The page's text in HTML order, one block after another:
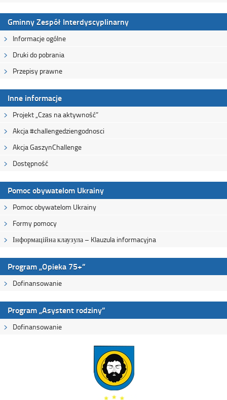
Gminny Zespół Interdyscyplinarny
Informacje ogólne
Druki do pobrania
Przepisy prawne
Inne informacje
Projekt „Czas na aktywność”
Akcja #challengedziengodnosci
Akcja GaszynChallenge
Dostępność
Pomoc obywatelom Ukrainy
Pomoc obywatelom Ukrainy
Formy pomocy
Інформаційна клаузула – Klauzula informacyjna
Program „Opieka 75+”
Dofinansowanie
Program „Asystent rodziny”
Dofinansowanie